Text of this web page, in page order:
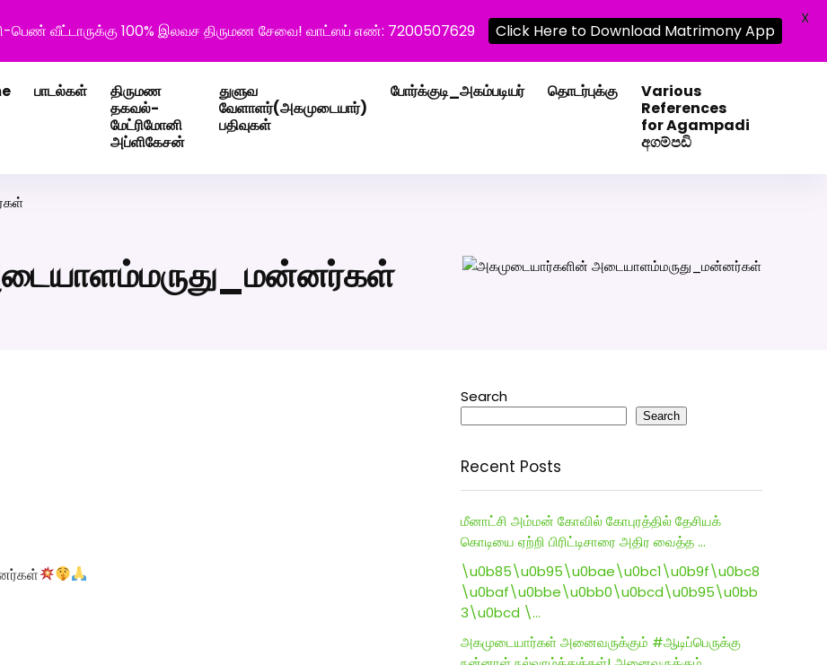
பாடல்கள்
திருமண
தகவல்-
மேட்ரிமோனி
அப்ளிகேசன்
துளுவ
வேளாளர்(அகமுடையார்)
பதிவுகள்
போர்க்குடி_அகம்படியர் தொடர்புக்கு
Various
References
for Agampadi
අගම්පඩි
Search
Search
Recent Posts
மீனாட்சி அம்மன் கோவில் கோபுரத்தில் தேசியக்
கொடியை ஏற்றி பிரிட்டிசாரை அதிர வைத்த …
\u0b85\u0b95\u0bae\u0bc1\u0b9f\u0bc8
\u0baf\u0bbe\u0bb0\u0bcd\u0b95\u0bb
3\u0bcd \…
அகமுடையார்கள் அனைவருக்கும் #ஆடிப்பெருக்கு
பெண் வீட்டாருக்கு 100% இலவச திருமண சேவை! வாட்ஸப் எண்: 7200507629 Click Here to Download Matrimony App
X